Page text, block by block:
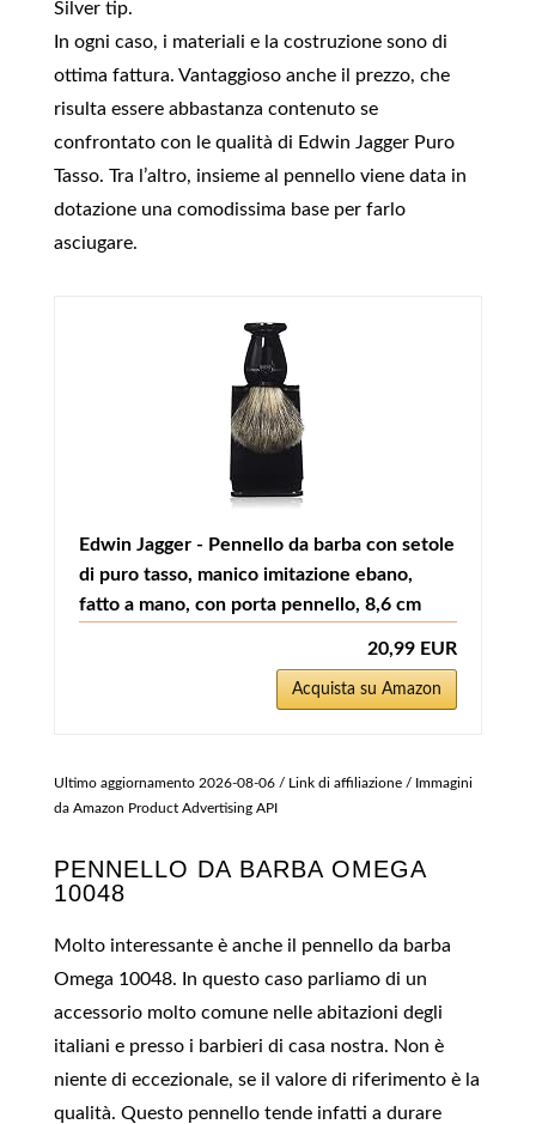
Silver tip.
In ogni caso, i materiali e la costruzione sono di
ottima fattura. Vantaggioso anche il prezzo, che
risulta essere abbastanza contenuto se
confrontato con le qualità di Edwin Jagger Puro
Tasso. Tra l’altro, insieme al pennello viene data in
dotazione una comodissima base per farlo
asciugare.
Edwin Jagger - Pennello da barba con setole
di puro tasso, manico imitazione ebano,
fatto a mano, con porta pennello, 8,6 cm
20,99 EUR
Acquista su Amazon
Ultimo aggiornamento 2026-08-06 / Link di affiliazione / Immagini
da Amazon Product Advertising API
PENNELLO DA BARBA OMEGA
10048
Molto interessante è anche il pennello da barba
Omega 10048. In questo caso parliamo di un
accessorio molto comune nelle abitazioni degli
italiani e presso i barbieri di casa nostra. Non è
niente di eccezionale, se il valore di riferimento è la
qualità. Questo pennello tende infatti a durare